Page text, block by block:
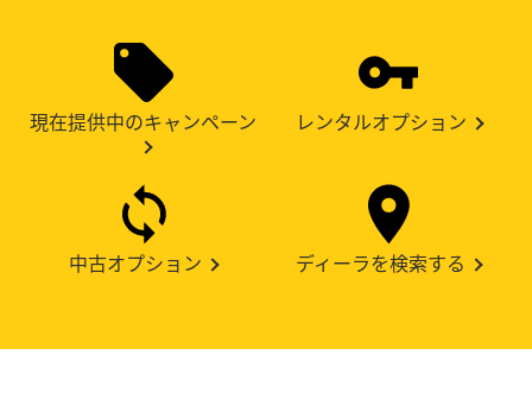
現在提供中のキャンペーン レンタルオプション
中古オプション ディーラを検索する